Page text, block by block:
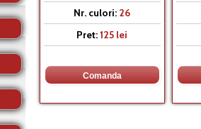
Nr. culori: 26
Pret:125 lei